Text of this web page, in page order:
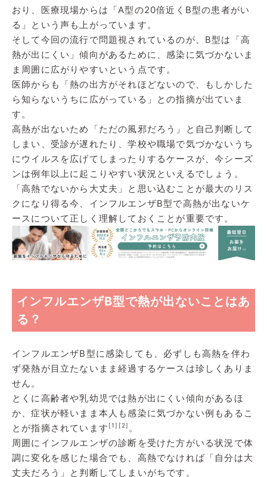
おり、医療現場からは「A型の20倍近くB型の患者がい
る」という声も上がっています。
そして今回の流行で問題視されているのが、B型は「高
熱が出にくい」傾向があるために、感染に気づかないま
ま周囲に広がりやすいという点です。
医師からも「熱の出方がそれほどないので、もしかした
ら知らないうちに広がっている」との指摘が出ていま
す。
高熱が出ないため「ただの風邪だろう」と自己判断して
しまい、受診が遅れたり、学校や職場で気づかないうち
にウイルスを広げてしまったりするケースが、今シーズ
ンは例年以上に起こりやすい状況といえるでしょう。
「高熱でないから大丈夫」と思い込むことが最大のリス
クになり得る今、インフルエンザB型で高熱が出ないケ
ースについて正しく理解しておくことが重要です。
インフルエンザB型で熱が出ないことはあ
る？
インフルエンザB型に感染しても、必ずしも高熱を伴わ
ず発熱が目立たないまま経過するケースは珍しくありま
せん。
とくに高齢者や乳幼児では熱が出にくい傾向があるほ
か、症状が軽いまま本人も感染に気づかない例もあるこ
とが指摘されています [1] [2] 。
周囲にインフルエンザの診断を受けた方がいる状況で体
調に変化を感じた場合でも、高熱でなければ「自分は大
丈夫だろう」と判断してしまいがちです。